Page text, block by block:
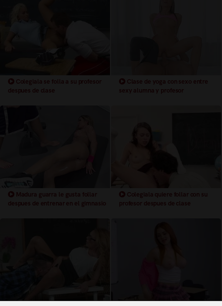
Colegiala se folla a su profesor
despues de clase
Clase de yoga con sexo entre
sexy alumna y profesor
Madura guarra le gusta follar
despues de entrenar en el gimnasio
Colegiala quiere follar con su
profesor despues de clase